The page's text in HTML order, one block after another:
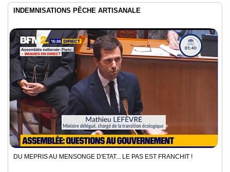
INDEMNISATIONS PÊCHE ARTISANALE
DU MEPRIS AU MENSONGE D'ETAT... LE PAS EST FRANCHIT !